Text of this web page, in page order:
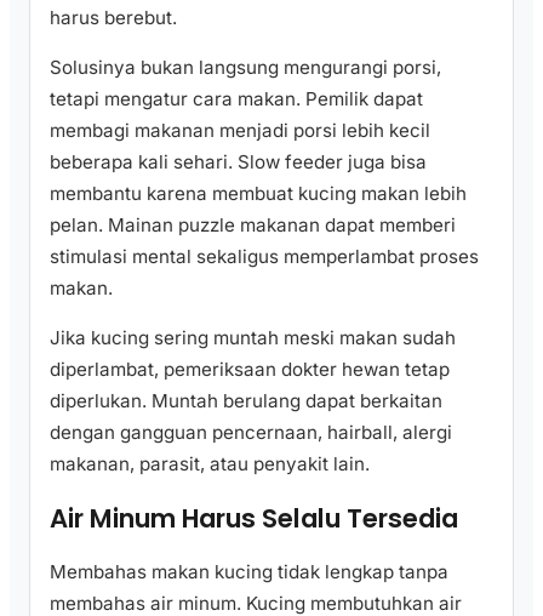
harus berebut.
Solusinya bukan langsung mengurangi porsi,
tetapi mengatur cara makan. Pemilik dapat
membagi makanan menjadi porsi lebih kecil
beberapa kali sehari. Slow feeder juga bisa
membantu karena membuat kucing makan lebih
pelan. Mainan puzzle makanan dapat memberi
stimulasi mental sekaligus memperlambat proses
makan.
Jika kucing sering muntah meski makan sudah
diperlambat, pemeriksaan dokter hewan tetap
diperlukan. Muntah berulang dapat berkaitan
dengan gangguan pencernaan, hairball, alergi
makanan, parasit, atau penyakit lain.
Air Minum Harus Selalu Tersedia
Membahas makan kucing tidak lengkap tanpa
membahas air minum. Kucing membutuhkan air